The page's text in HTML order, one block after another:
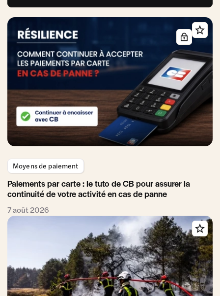
Moyens de paiement
Paiements par carte : le tuto de CB pour assurer la
continuité de votre activité en cas de panne
7 août 2026